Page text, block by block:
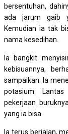
bersentuhan,
ada jarum gaib
Kemudian ia tak
nama kesedihan.
Ia bangkit
kebisuannya,
sampaikan. Ia
potasium.
pekerjaan
yang ia bisa.
Ia terus berjalan,